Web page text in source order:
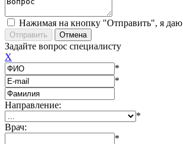
Нажимая на кнопку "Отправить", я даю
Задайте вопрос специалисту
X
*
*
Направление:
*
Врач:
*